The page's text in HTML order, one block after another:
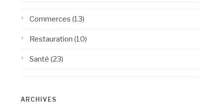
Commerces (13)
Restauration (10)
Santé (23)
ARCHIVES